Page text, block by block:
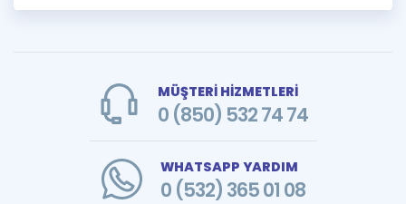
MÜŞTERİ HİZMETLERİ
0 (850) 532 74 74
WHATSAPP YARDIM
0 (532) 365 01 08